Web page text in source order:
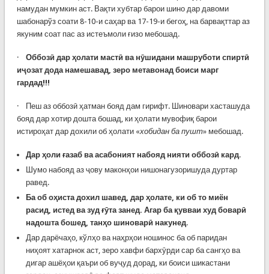
намудан мумкин аст. Вақти хубтар барои шино дар давоми
шабонарўз соати 8-10-и саҳар ва 17-19-и бегоҳ, на барвақттар аз
якуним соат пас аз истеъмоли ғизо мебошад.
· Оббозӣ дар ҳолати мастӣ ва нӯшидани машруботи спиртӣ
иҷозат дода намешавад, зеро метавонад боиси марг
гардад!!!
· Пеш аз оббозӣ ҳатман бояд дам гирифт. Шиновари хасташуда
бояд дар хотир дошта бошад, ки ҳолати мувофиқ барои
истироҳат дар дохили об ҳолати «хобидан ба пушт» мебошад.
Дар ҳоли ғазаб ва асабоният набояд нияти оббозӣ кард.
Шумо набояд аз ҷову маконҳои нишонагузоришуда дуртар
равед.
Ба об оҳиста дохил шавед, дар ҳолате, ки об то миён
расид, истед ва зуд ғӯта занед. Агар ба қувваи худ боварӣ
надошта бошед, танҳо шиноварӣ накунед.
Дар дарёчаҳо, кўлҳо ва наҳрҳои ношинос ба об паридан
ниҳоят хатарнок аст, зеро хавфи бархӯрди сар ба сангҳо ва
дигар ашёҳои қаъри об вуҷуд дорад, ки боиси шикастани